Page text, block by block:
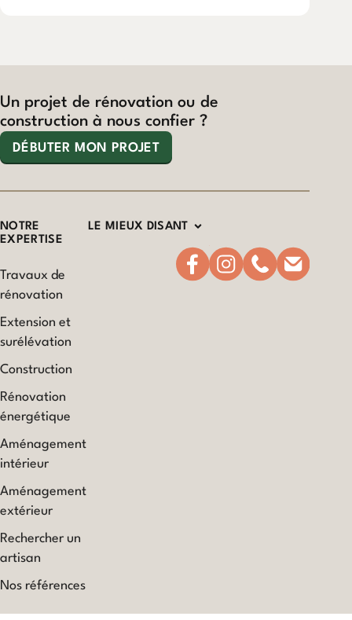
Un projet de rénovation ou de
construction à nous confier ?
DÉBUTER MON PROJET
NOTRE
EXPERTISE
Travaux de
rénovation
Extension et
surélévation
Construction
Rénovation
énergétique
Aménagement
intérieur
Aménagement
extérieur
Rechercher un
artisan
Nos références
LE MIEUX DISANT